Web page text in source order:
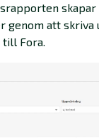
genom att
Fora.